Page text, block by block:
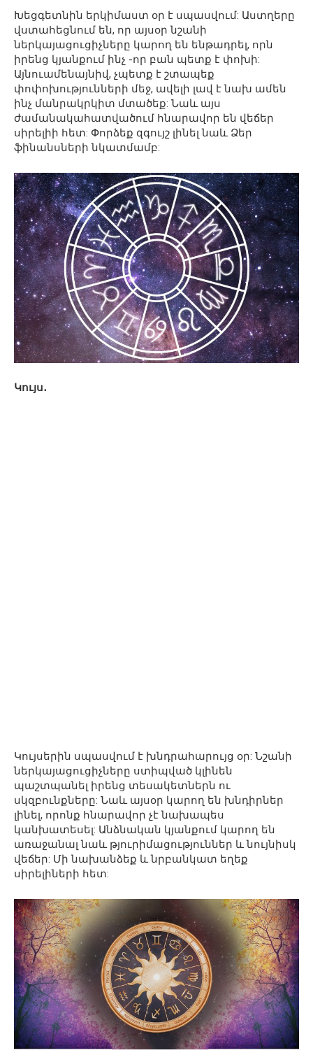
Խեցգետնին երկիմաստ օր է սպասվում: Աստղերը
վստահեցնում են, որ այսօր նշանի
ներկայացուցիչները կարող են ենթադրել, որն
իրենց կյանքում ինչ -որ բան պետք է փոխի:
Այնուամենայնիվ, չպետք է շտապեք
փոփոխությունների մեջ, ավելի լավ է նախ ամեն
ինչ մանրակրկիտ մտածեք: Նաև այս
ժամանակահատվածում հնարավոր են վեճեր
սիրելիի հետ: Փորձեք զգույշ լինել նաև Ձեր
ֆինանսների նկատմամբ:
Կույս․
Կույսերին սպասվում է խնդրահարույց օր: Նշանի
ներկայացուցիչները ստիպված կլինեն
պաշտպանել իրենց տեսակետներն ու
սկզբունքները: Նաև այսօր կարող են խնդիրներ
լինել, որոնք հնարավոր չէ նախապես
կանխատեսել: Անձնական կյանքում կարող են
առաջանալ նաև թյուրիմացություններ և նույնիսկ
վեճեր: Մի նախանձեք և նրբանկատ եղեք
սիրելիների հետ: